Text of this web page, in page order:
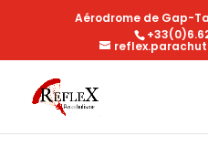
Aérodrome de Gap-